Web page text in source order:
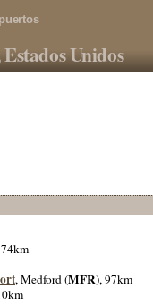
Unidos
, Medford (MFR), 97km